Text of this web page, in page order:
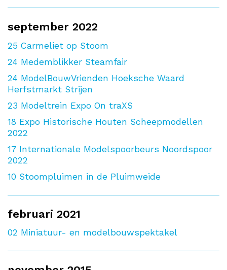
september 2022
25 Carmeliet op Stoom
24 Medemblikker Steamfair
24 ModelBouwVrienden Hoeksche Waard
Herfstmarkt Strijen
23 Modeltrein Expo On traXS
18 Expo Historische Houten Scheepmodellen
2022
17 Internationale Modelspoorbeurs Noordspoor
2022
10 Stoompluimen in de Pluimweide
februari 2021
02 Miniatuur- en modelbouwspektakel